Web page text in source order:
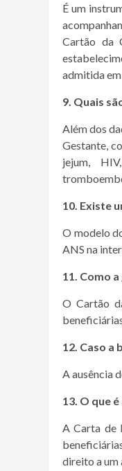
É um
Cartão da
admitida
9. Quais
Além dos
Gestante,
jejum,
10. Existe
O modelo
ANS na
11. Como
O Cartão
12. Caso a
A ausência
13. O que
A Carta de
direito a um